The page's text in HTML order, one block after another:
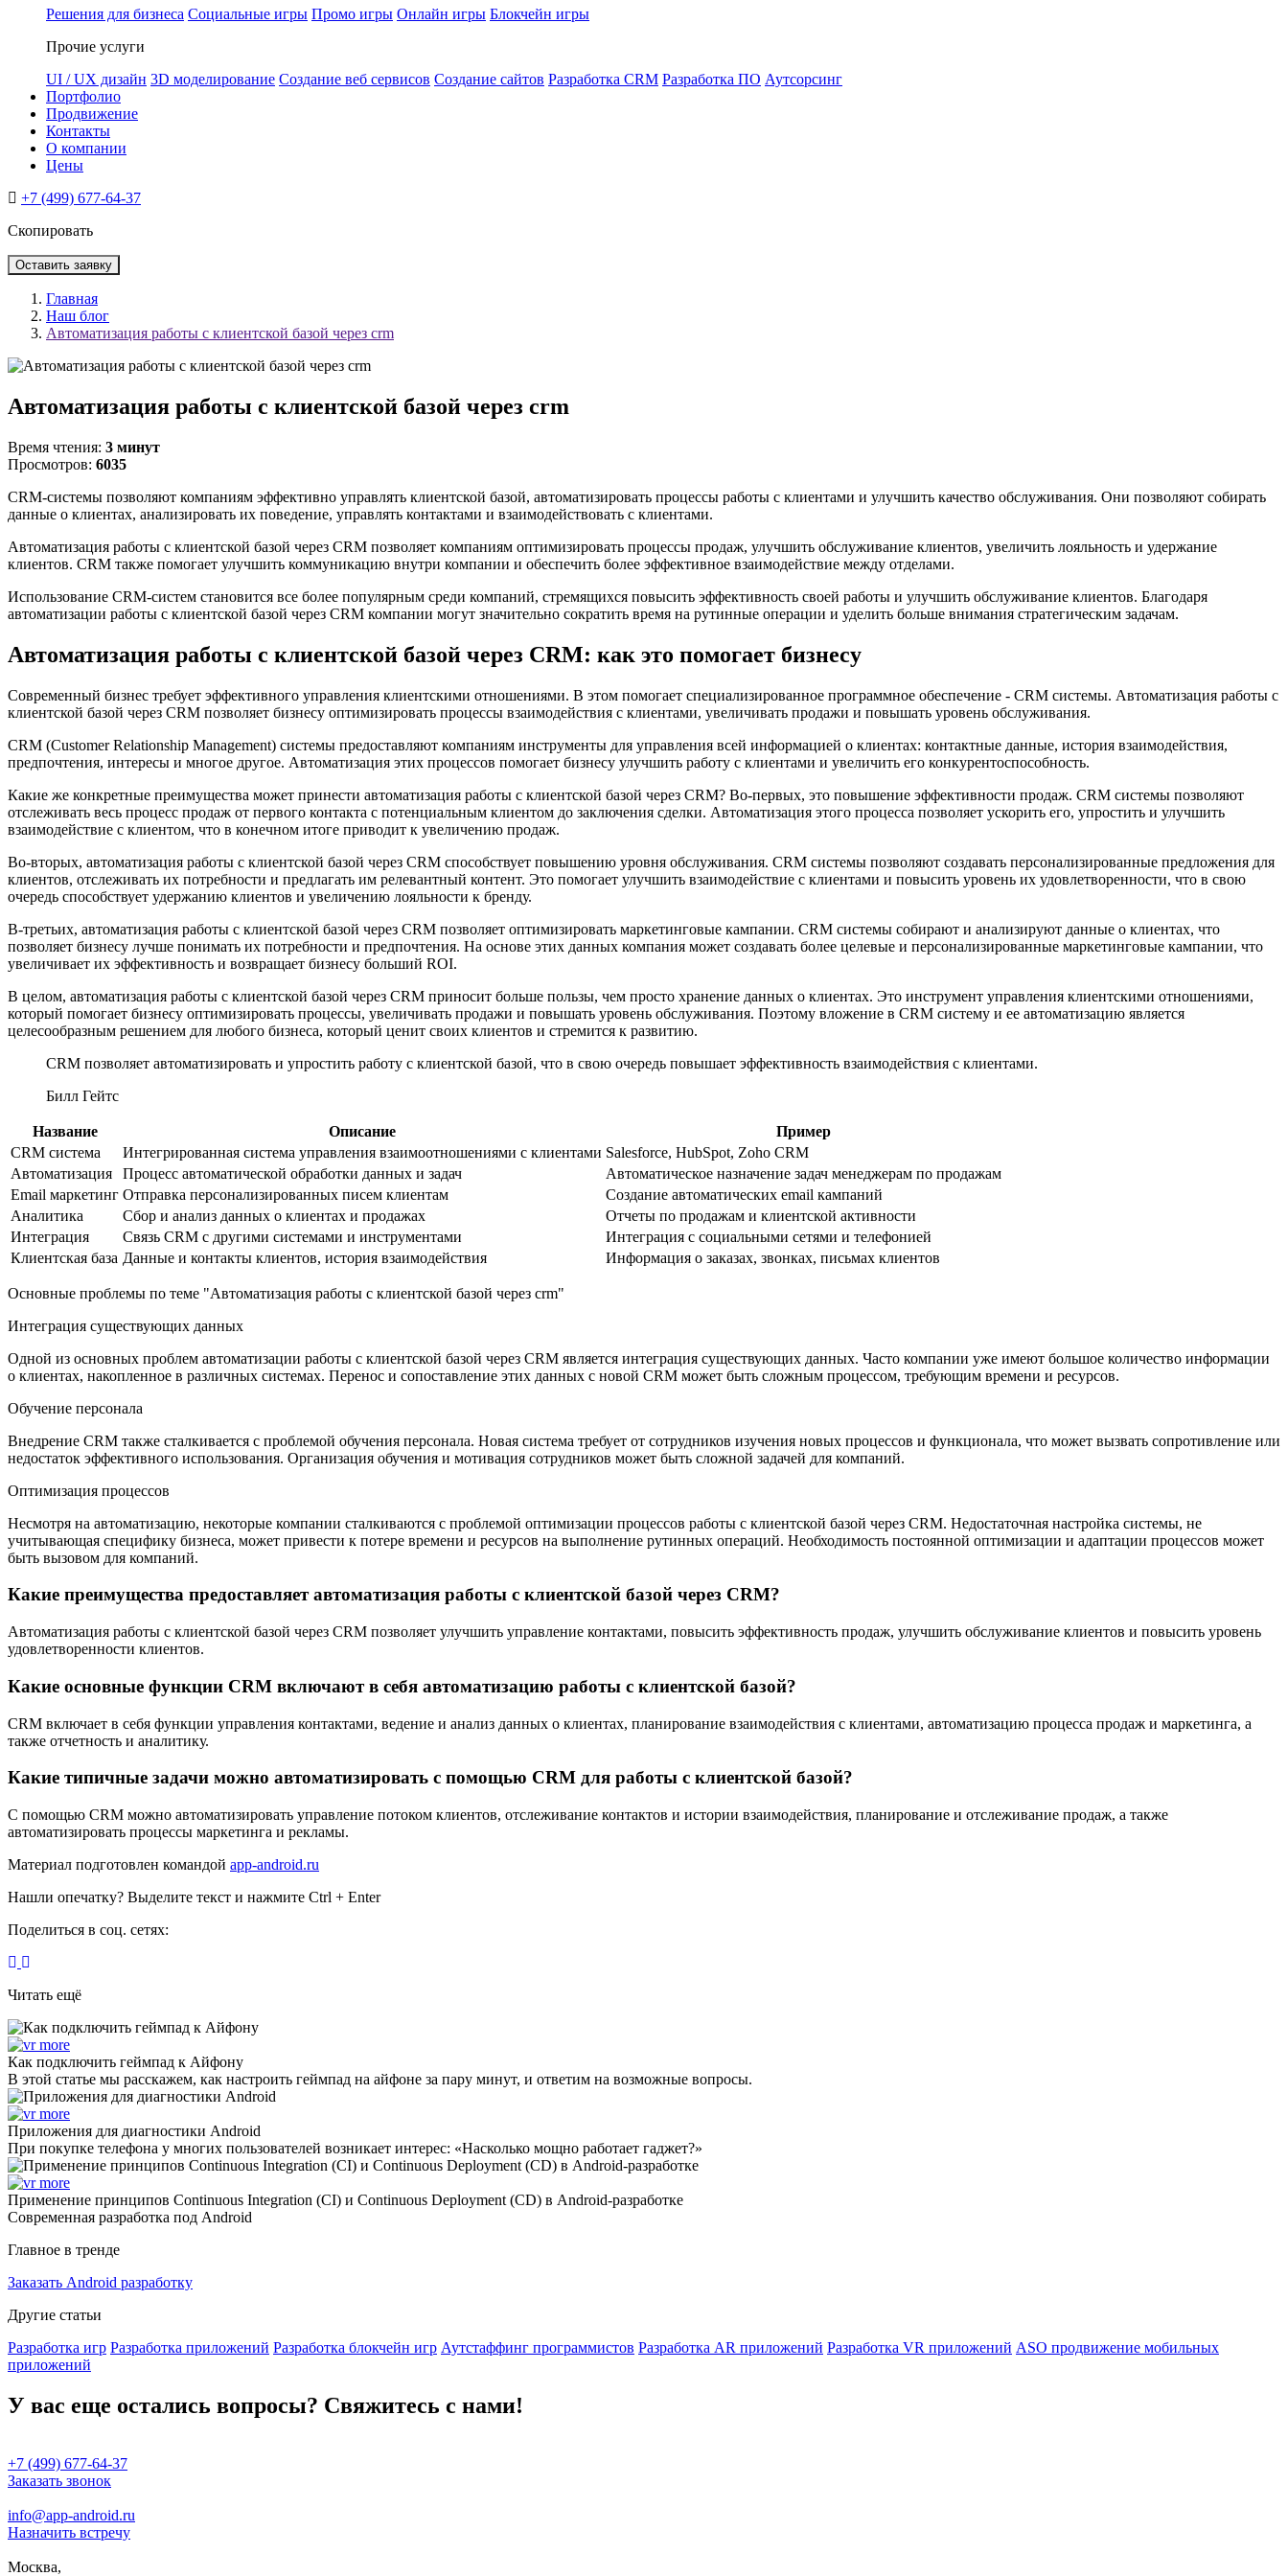
Решения для бизнеса Социальные игры Промо игры Онлайн игры Блокчейн игры
Прочие услуги
UI / UX дизайн 3D моделирование Создание веб сервисов Создание сайтов Разработка CRM Разработка ПО Аутсорсинг
Портфолио
Продвижение
Контакты
О компании
Цены
+7 (499) 677-64-37
Скопировать
Оставить заявку
Главная
Наш блог
Автоматизация работы с клиентской базой через crm
Автоматизация работы с клиентской базой через crm
Время чтения: 3 минут
Просмотров: 6035
CRM-системы позволяют компаниям эффективно управлять клиентской базой, автоматизировать процессы работы с клиентами и улучшить качество обслуживания. Они позволяют собирать
данные о клиентах, анализировать их поведение, управлять контактами и взаимодействовать с клиентами.
Автоматизация работы с клиентской базой через CRM позволяет компаниям оптимизировать процессы продаж, улучшить обслуживание клиентов, увеличить лояльность и удержание
клиентов. CRM также помогает улучшить коммуникацию внутри компании и обеспечить более эффективное взаимодействие между отделами.
Использование CRM-систем становится все более популярным среди компаний, стремящихся повысить эффективность своей работы и улучшить обслуживание клиентов. Благодаря
автоматизации работы с клиентской базой через CRM компании могут значительно сократить время на рутинные операции и уделить больше внимания стратегическим задачам.
Автоматизация работы с клиентской базой через CRM: как это помогает бизнесу
Современный бизнес требует эффективного управления клиентскими отношениями. В этом помогает специализированное программное обеспечение - CRM системы. Автоматизация работы с
клиентской базой через CRM позволяет бизнесу оптимизировать процессы взаимодействия с клиентами, увеличивать продажи и повышать уровень обслуживания.
CRM (Customer Relationship Management) системы предоставляют компаниям инструменты для управления всей информацией о клиентах: контактные данные, история взаимодействия,
предпочтения, интересы и многое другое. Автоматизация этих процессов помогает бизнесу улучшить работу с клиентами и увеличить его конкурентоспособность.
Какие же конкретные преимущества может принести автоматизация работы с клиентской базой через CRM? Во-первых, это повышение эффективности продаж. CRM системы позволяют
отслеживать весь процесс продаж от первого контакта с потенциальным клиентом до заключения сделки. Автоматизация этого процесса позволяет ускорить его, упростить и улучшить
взаимодействие с клиентом, что в конечном итоге приводит к увеличению продаж.
Во-вторых, автоматизация работы с клиентской базой через CRM способствует повышению уровня обслуживания. CRM системы позволяют создавать персонализированные предложения для
клиентов, отслеживать их потребности и предлагать им релевантный контент. Это помогает улучшить взаимодействие с клиентами и повысить уровень их удовлетворенности, что в свою
очередь способствует удержанию клиентов и увеличению лояльности к бренду.
В-третьих, автоматизация работы с клиентской базой через CRM позволяет оптимизировать маркетинговые кампании. CRM системы собирают и анализируют данные о клиентах, что
позволяет бизнесу лучше понимать их потребности и предпочтения. На основе этих данных компания может создавать более целевые и персонализированные маркетинговые кампании, что
увеличивает их эффективность и возвращает бизнесу больший ROI.
В целом, автоматизация работы с клиентской базой через CRM приносит больше пользы, чем просто хранение данных о клиентах. Это инструмент управления клиентскими отношениями,
который помогает бизнесу оптимизировать процессы, увеличивать продажи и повышать уровень обслуживания. Поэтому вложение в CRM систему и ее автоматизацию является
целесообразным решением для любого бизнеса, который ценит своих клиентов и стремится к развитию.
CRM позволяет автоматизировать и упростить работу с клиентской базой, что в свою очередь повышает эффективность взаимодействия с клиентами.
Билл Гейтс
Название Описание
Пример
CRM система
Интегрированная система управления взаимоотношениями с клиентами Salesforce, HubSpot, Zoho CRM
Автоматизация
Процесс автоматической обработки данных и задач
Автоматическое назначение задач менеджерам по продажам
Email маркетинг Отправка персонализированных писем клиентам
Создание автоматических email кампаний
Аналитика
Сбор и анализ данных о клиентах и продажах
Отчеты по продажам и клиентской активности
Интеграция
Связь CRM с другими системами и инструментами
Интеграция с социальными сетями и телефонией
Клиентская база Данные и контакты клиентов, история взаимодействия Информация о заказах, звонках, письмах клиентов
Основные проблемы по теме "Автоматизация работы с клиентской базой через crm"
Интеграция существующих данных
Одной из основных проблем автоматизации работы с клиентской базой через CRM является интеграция существующих данных. Часто компании уже имеют большое количество информации
о клиентах, накопленное в различных системах. Перенос и сопоставление этих данных с новой CRM может быть сложным процессом, требующим времени и ресурсов.
Обучение персонала
Внедрение CRM также сталкивается с проблемой обучения персонала. Новая система требует от сотрудников изучения новых процессов и функционала, что может вызвать сопротивление или
недостаток эффективного использования. Организация обучения и мотивация сотрудников может быть сложной задачей для компаний.
Оптимизация процессов
Несмотря на автоматизацию, некоторые компании сталкиваются с проблемой оптимизации процессов работы с клиентской базой через CRM. Недостаточная настройка системы, не
учитывающая специфику бизнеса, может привести к потере времени и ресурсов на выполнение рутинных операций. Необходимость постоянной оптимизации и адаптации процессов может
быть вызовом для компаний.
Какие преимущества предоставляет автоматизация работы с клиентской базой через CRM?
Автоматизация работы с клиентской базой через CRM позволяет улучшить управление контактами, повысить эффективность продаж, улучшить обслуживание клиентов и повысить уровень
удовлетворенности клиентов.
Какие основные функции CRM включают в себя автоматизацию работы с клиентской базой?
CRM включает в себя функции управления контактами, ведение и анализ данных о клиентах, планирование взаимодействия с клиентами, автоматизацию процесса продаж и маркетинга, а
также отчетность и аналитику.
Какие типичные задачи можно автоматизировать с помощью CRM для работы с клиентской базой?
С помощью CRM можно автоматизировать управление потоком клиентов, отслеживание контактов и истории взаимодействия, планирование и отслеживание продаж, а также
автоматизировать процессы маркетинга и рекламы.
Материал подготовлен командой app-android.ru
Нашли опечатку? Выделите текст и нажмите Ctrl + Enter
Поделиться в соц. сетях:
Читать ещё
Как подключить геймпад к Айфону
В этой статье мы расскажем, как настроить геймпад на айфоне за пару минут, и ответим на возможные вопросы.
Приложения для диагностики Android
При покупке телефона у многих пользователей возникает интерес: «Насколько мощно работает гаджет?»
Применение принципов Continuous Integration (CI) и Continuous Deployment (CD) в Android-разработке
Современная разработка под Android
Главное в тренде
Заказать Android разработку
Другие статьи
Разработка игр Разработка приложений Разработка блокчейн игр Аутстаффинг программистов Разработка AR приложений Разработка VR приложений ASO продвижение мобильных
приложений
У вас еще остались вопросы? Свяжитесь с нами!
+7 (499) 677-64-37
Заказать звонок
info@app-android.ru
Назначить встречу
Москва,